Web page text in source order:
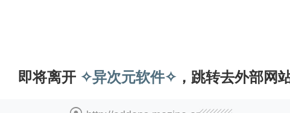
即将离开 ✧异次元软件✧ ，跳转去外部网